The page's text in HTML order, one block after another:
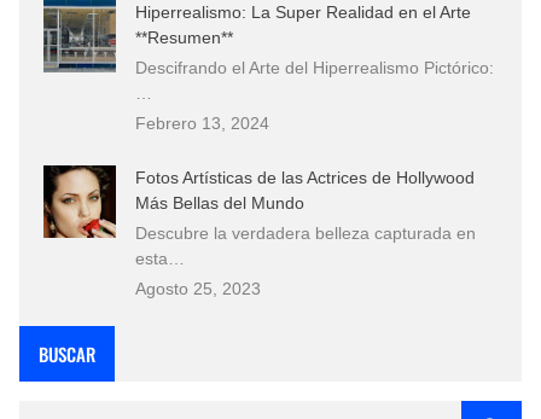
Hiperrealismo: La Super Realidad en el Arte
**Resumen**
Descifrando el Arte del Hiperrealismo Pictórico:
Febrero 13, 2024
Fotos Artísticas de las Actrices de Hollywood
Más Bellas del Mundo
Descubre la verdadera belleza capturada en
esta…
Agosto 25, 2023
BUSCAR